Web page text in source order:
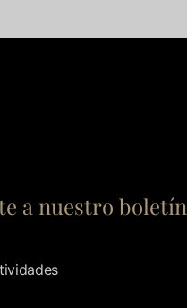
a nuestro boletín